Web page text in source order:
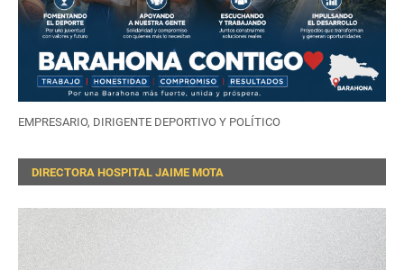
EMPRESARIO, DIRIGENTE DEPORTIVO Y POLÍTICO
DIRECTORA HOSPITAL JAIME MOTA